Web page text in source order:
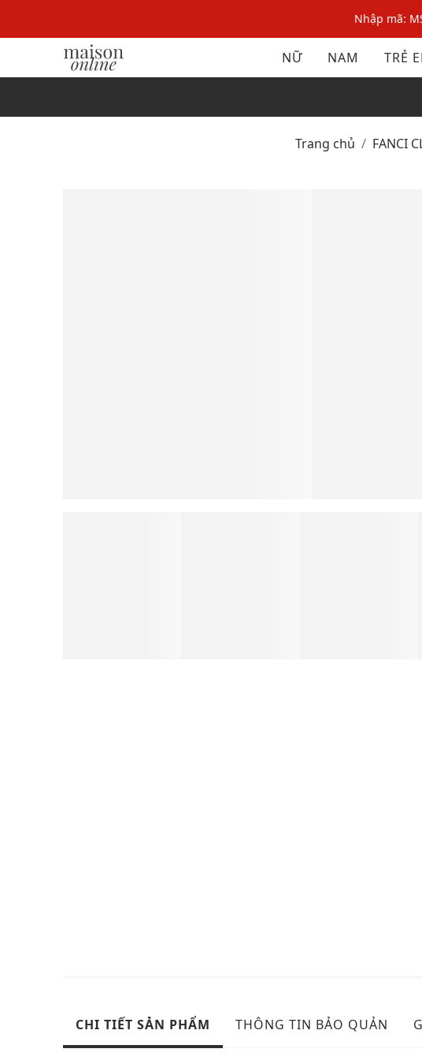
Nhập mã:
Nhập mã
Nhập mã:
NỮ NAM TRẺ
Trang chủ FANCI
CHI TIẾT SẢN PHẨM THÔNG TIN BẢO QUẢN